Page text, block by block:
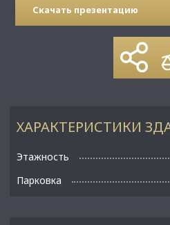
Скачать презентацию
ХАРАКТЕРИСТИКИ
Этажность
Парковка